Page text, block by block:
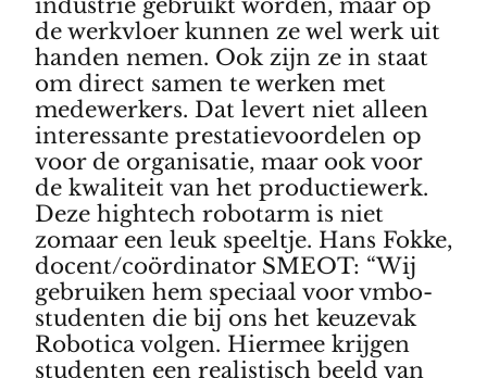
de werkvloer kunnen ze wel werk uit
handen nemen. Ook zijn ze in staat
om direct samen te werken met
medewerkers. Dat levert niet alleen
interessante prestatievoordelen op
voor de organisatie, maar ook voor
de kwaliteit van het productiewerk.
Deze hightech robotarm is niet
zomaar een leuk speeltje. Hans Fokke,
docent/coördinator SMEOT: “Wij
gebruiken hem speciaal voor vmbo-
studenten die bij ons het keuzevak
Robotica volgen. Hiermee krijgen
studenten een realistisch beeld van